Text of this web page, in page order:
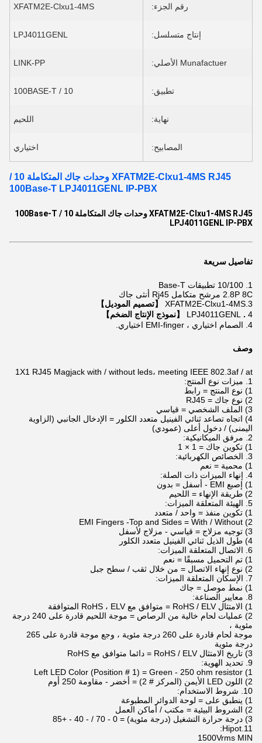
رقم الجزء: XFATM2E-Clxu1-4MS
إنتاج متسلسل: LPJ4011GENL
Munafactuer الأصلي: LINK-PP
تطبيق: 10 / 100BASE-T
نهاية: اللحيم
المصابيح: اختياري
XFATM2E-Clxu1-4MS RJ45 وحدات جاك المتكاملة 10 /
100Base-T LPJ4011GENL IP-PBX
XFATM2E-Clxu1-4MS RJ45 وحدات جاك المتكاملة 10 / 100Base-T
LPJ4011GENL IP-PBX
تفاصيل سريعة
1. 10/100 تطبيقات Base-T
2.8P 8C مرشح متكامل
أنثى جاك
3.XFATM2E-Clxu1-4MS
【تصميم الموديل】
4
.
【نموذج الإنتاج الضخم】
4. الصمام اختياري ، EMI-finger اختياري.
وصف
1X1 RJ45 Magjack with / without leds، meeting IEEE 802.3af / at
1. ميزات نوع المنتج:
1) نوع المنتج = رابط
2) نوع جاك = RJ45
3) الملف الشخصي = قياسي
4) اتجاه تصاعد ثنائي الفينيل متعدد الكلور = الإدخال الجانبي (الزاوية
اليمنى) / دخول أعلى (عمودي)
2. مرفق الميكانيكية:
1) تكوين جاك = 1 × 1
3. الخصائص الكهربائية:
1) محمية = نعم
4. إنهاء الميزات ذات الصلة:
1) إصبع EMI - أسفل = بدون
2) طريقة الإنهاء = اللحيم
5. الهيئة المتعلقة الميزات:
1) تكوين منفذ = واحد / متعدد
2) EMI Fingers -Top and Sides = With / Without
3) توجيه مزلاج = قياسي - مزلاج لأسفل
4) طول الذيل ثنائي الفينيل متعدد الكلور
6. الاتصال المتعلقة الميزات:
1) تم التحميل مسبقًا = نعم
2) نوع إنهاء الاتصال = من خلال ثقب / سطح جبل
7. الإسكان المتعلقة الميزات:
1) نمط موصل = جاك
8. معايير الصناعة:
1) الامتثال RoHS / ELV = متوافق مع RoHS ، ELV المتوافقة
2) عمليات لحام خالية من الرصاص = موجة اللحيم قادرة على 240 درجة
مئوية ،
موجة لحام قادرة على 260 درجة مئوية ، وجع موجة قادرة على 265
درجة مئوية
3) تاريخ الامتثال RoHS / ELV = دائما متوافق مع RoHS
9. تحديد الهوية:
1) Left LED Color (Position # 1) = Green - 250 ohm resistor
2) اللون LED الأيمن (المركز # 2) = أخضر - مقاومة 250 أوم
10. شروط الاستخدام:
1) ينطبق على = لوحة الدوائر المطبوعة
2) الشروط البيئية = مكتب / أماكن العمل
3) درجة حرارة التشغيل (درجة مئوية) = 0 - 70 / - 40 - +85
11.Hipot:
1500Vrms MIN